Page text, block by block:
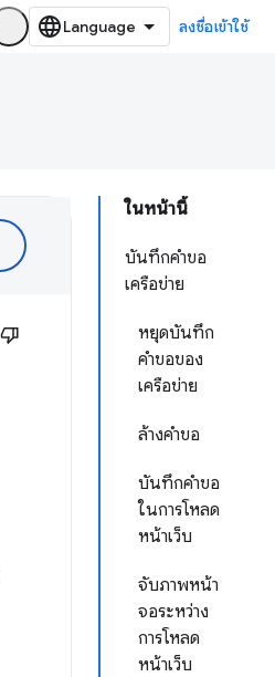
ลงชื่อเข้าใช้
ในหน้านี้
บันทึกคำขอ
เครือข่าย
หยุดบันทึก
คำขอของ
เครือข่าย
ล้างคำขอ
บันทึกคำขอ
ในการโหลด
หน้าเว็บ
จับภาพหน้า
จอระหว่าง
การโหลด
หน้าเว็บ